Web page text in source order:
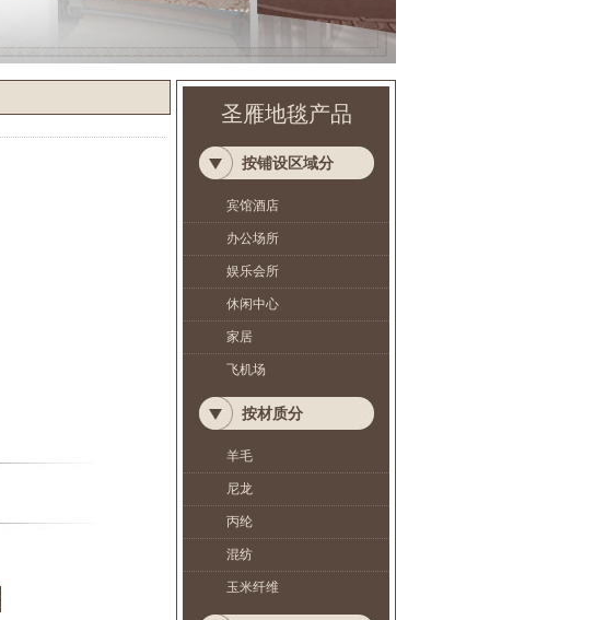
圣雁地毯产品
按铺设区域分
宾馆酒店
办公场所
娱乐会所
休闲中心
家居
飞机场
按材质分
羊毛
尼龙
丙纶
混纺
玉米纤维